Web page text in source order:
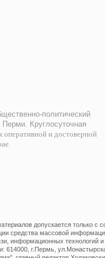
политический
Круглосуточная
оперативной и достоверной
допускается только с
средства массовой
информационных технологий
614000, г.Пермь,